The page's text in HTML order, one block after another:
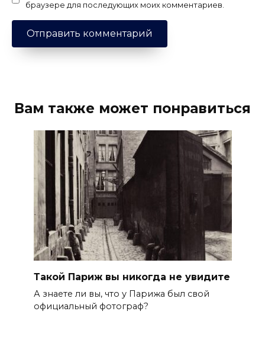
браузере для последующих моих комментариев.
Вам также может понравиться
Такой Париж вы никогда не увидите
А знаете ли вы, что у Парижа был свой
официальный фотограф?